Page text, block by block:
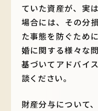
ていた資産が、実
場合には、その分
た事態を防ぐため
婚に関する様々な
基づいてアドバイ
談ください。
財産分与について